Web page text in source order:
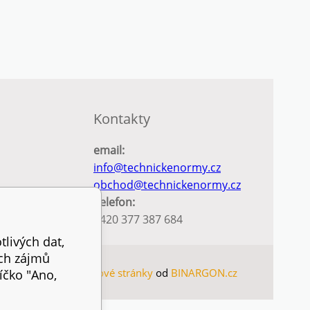
Kontakty
email:
info@technickenormy.cz
obchod@technickenormy.cz
Telefon:
+420 377 387 684
Eshopy webové stránky od BINARGON.cz
dat,
zájmů
"Ano,